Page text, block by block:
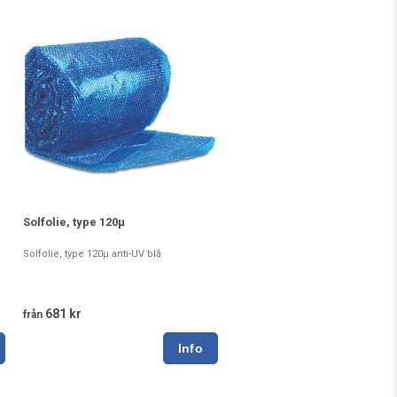
Solfolie, type 120µ
Solfolie, type 120µ anti-UV blå
från 681 kr